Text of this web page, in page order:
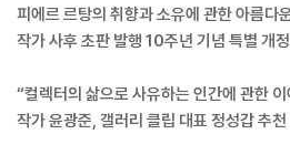
피에르 르탕의 취향과 소유에 관한 아름다
작가 사후 초판 발행 10주년 기념 특별 개
“컬렉터의 삶으로 사유하는 인간에 관한
작가 윤광준, 갤러리 클립 대표 정성갑 추천